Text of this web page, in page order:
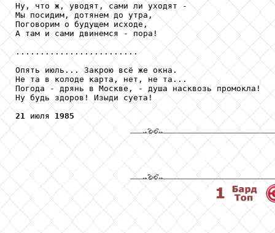
Ну, что ж, уводят, сами ли уходят -
Мы посидим, дотянем до утра,
Поговорим о будущем исходе,
А там и сами двинемся - пора!
.........................
Опять июль... Закрою всё же окна.
Не та в колоде карта, нет, не та...
Погода - дрянь в Москве, - душа насквозь промокла!
Ну будь здоров! Изыди суета!
21
июля 1985